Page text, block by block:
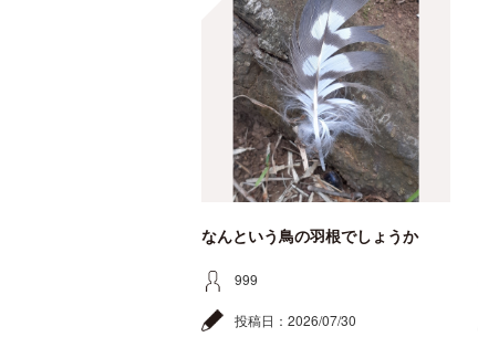
なんという鳥の羽根でしょうか
999
投稿日： 2026/07/30